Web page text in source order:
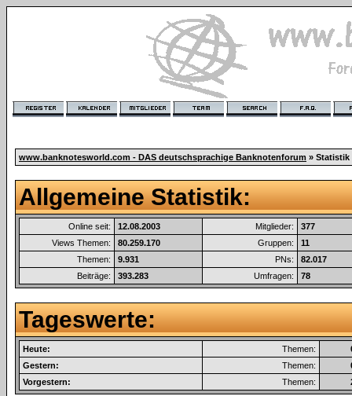
www.banknotesworld.com - DAS deutschsprachige Banknotenforum » Statistik
Allgemeine Statistik:
Online seit: 12.08.2003 Mitglieder:
377
Views Themen:
80.259.170 Gruppen:
11
Themen:
9.931 PNs:
82.017
Beiträge:
393.283 Umfragen: 78
Tageswerte:
Heute: Themen:
Gestern:
Themen:
Vorgestern:
Themen: